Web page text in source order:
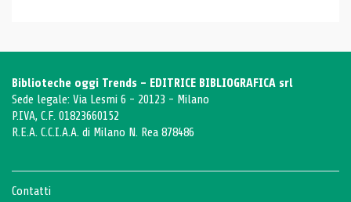
Biblioteche oggi Trends - EDITRICE BIBLIOGRAFICA srl
Sede legale: Via Lesmi 6 - 20123 - Milano
P.IVA, C.F. 01823660152
R.E.A. C.C.I.A.A. di Milano N. Rea 878486
Contatti